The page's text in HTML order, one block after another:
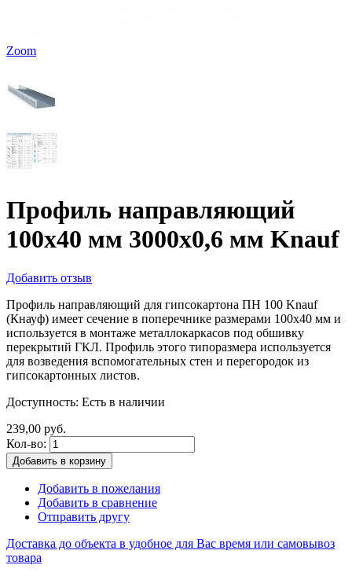
Zoom
Профиль направляющий
100х40 мм 3000х0,6 мм Knauf
Добавить отзыв
Профиль направляющий для гипсокартона ПН 100 Knauf
(Кнауф) имеет сечение в поперечнике размерами 100х40 мм и
используется в монтаже металлокаркасов под обшивку
перекрытий ГКЛ. Профиль этого типоразмера используется
для возведения вспомогательных стен и перегородок из
гипсокартонных листов.
Доступность: Есть в наличии
239,00 руб.
Кол-во:
Добавить в корзину
Добавить в пожелания
Добавить в сравнение
Отправить другу
Доставка до объекта в удобное для Вас время или самовывоз
товара